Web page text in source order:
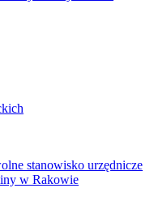
stanowisko urzędnicze
w Rakowie